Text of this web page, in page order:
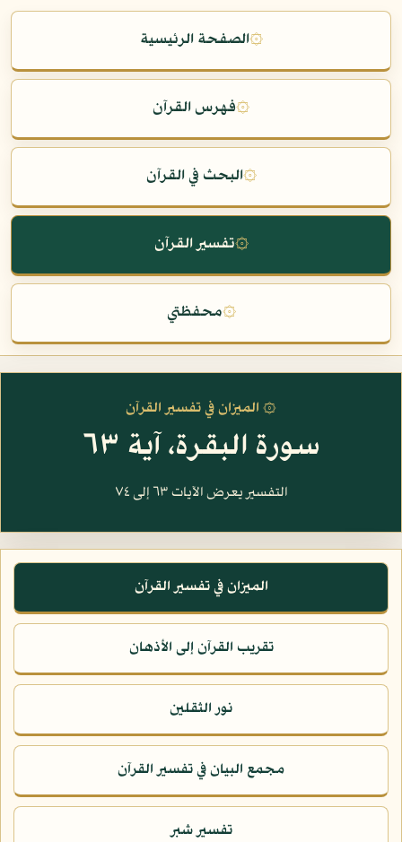
۞الصفحة الرئيسية
۞فهرس القرآن
۞البحث في القرآن
۞تفسير القرآن
۞محفظتي
۞ الميزان في تفسير القرآن
سورة البقرة، آية ٦٣
التفسير يعرض الآيات ٦٣ إلى ٧٤
الميزان في تفسير القرآن
تقريب القرآن إلى الأذهان
نور الثقلين
مجمع البيان في تفسير القرآن
تفسير شبر